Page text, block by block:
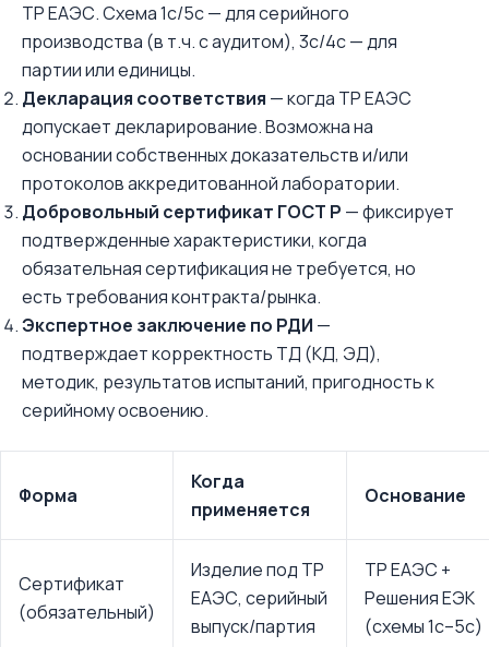
ТР ЕАЭС. Схема 1с/5с — для серийного
производства (в т.ч. с аудитом), 3с/4с — для
партии или единицы.
Декларация соответствия — когда ТР ЕАЭС
допускает декларирование. Возможна на
основании собственных доказательств и/или
протоколов аккредитованной лаборатории.
Добровольный сертификат ГОСТ Р — фиксирует
подтвержденные характеристики, когда
обязательная сертификация не требуется, но
есть требования контракта/рынка.
Экспертное заключение по РДИ —
подтверждает корректность ТД (КД, ЭД),
методик, результатов испытаний, пригодность к
серийному освоению.
Форма
Когда
применяется
Основание
Сертификат
(обязательный)
Изделие под ТР
ЕАЭС, серийный
выпуск/партия
ТР ЕАЭС +
Решения ЕЭК
(схемы 1с–5с)